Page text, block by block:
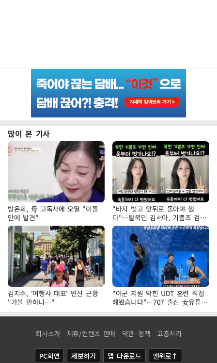
많이 본 기사
방은희, 母 고독사에 오열 "이틀
만에 발견"
"바지 벗고 앞뒤로 돌아야 했
다"…탈북민 김서아, 기쁨조 검사
수치심 회상
김지수, '여행사 대표' 변신 근황
"가볼 만하니…"
"여군 지원 막힌 UDT 훈련 직접
해봤습니다"…707 출신 女유튜버
'완벽 소화'
회사소개 제휴/컨텐츠 판매 약관·정책 고충처리
PC화면 제보하기 앱 다운로드 맨위로↑